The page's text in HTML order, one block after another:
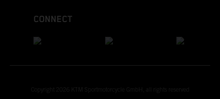
CONNECT
Copyright 2026 KTM Sportmotorcycle GmbH, all rights reserved